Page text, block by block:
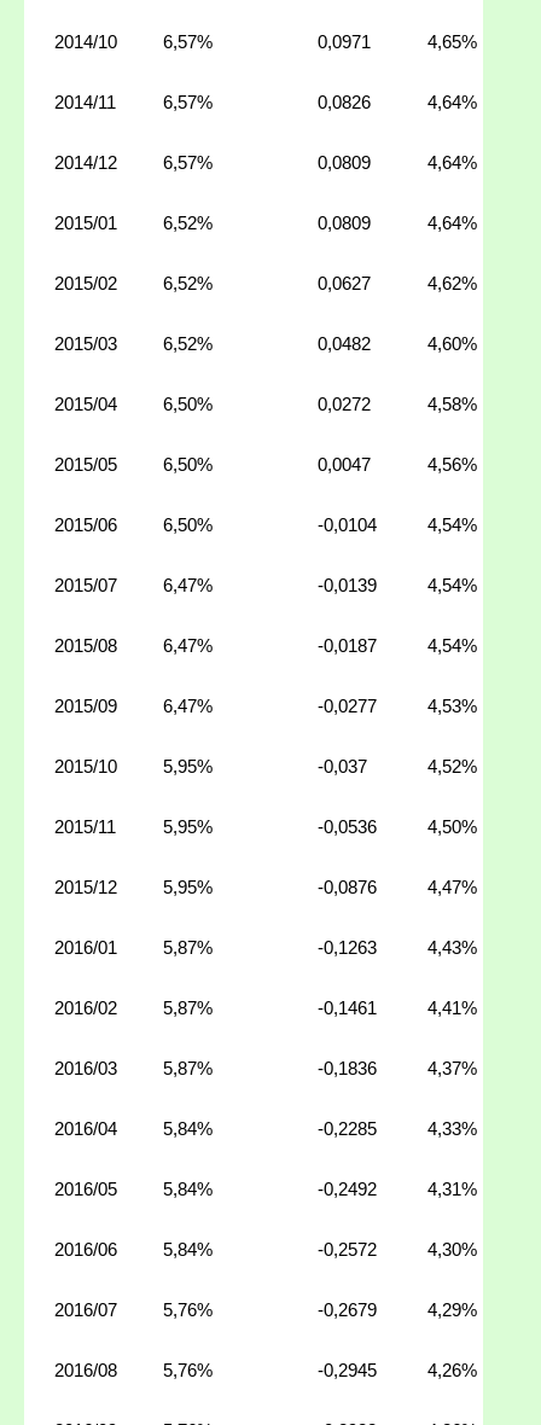
2014/10 6,57% 0,0971 4,65%
2014/11 6,57% 0,0826 4,64%
2014/12 6,57% 0,0809 4,64%
2015/01 6,52% 0,0809 4,64%
2015/02 6,52% 0,0627 4,62%
2015/03 6,52% 0,0482 4,60%
2015/04 6,50% 0,0272 4,58%
2015/05 6,50% 0,0047 4,56%
2015/06 6,50% -0,0104 4,54%
2015/07 6,47% -0,0139 4,54%
2015/08 6,47% -0,0187 4,54%
2015/09 6,47% -0,0277 4,53%
2015/10 5,95% -0,037 4,52%
2015/11 5,95% -0,0536 4,50%
2015/12 5,95% -0,0876 4,47%
2016/01 5,87% -0,1263 4,43%
2016/02 5,87% -0,1461 4,41%
2016/03 5,87% -0,1836 4,37%
2016/04 5,84% -0,2285 4,33%
2016/05 5,84% -0,2492 4,31%
2016/06 5,84% -0,2572 4,30%
2016/07 5,76% -0,2679 4,29%
2016/08 5,76% -0,2945 4,26%